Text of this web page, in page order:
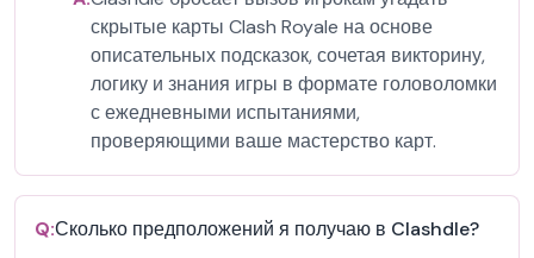
скрытые карты Clash Royale на основе
описательных подсказок, сочетая викторину,
логику и знания игры в формате головоломки
с ежедневными испытаниями,
проверяющими ваше мастерство карт.
Q:Сколько предположений я получаю в Clashdle?